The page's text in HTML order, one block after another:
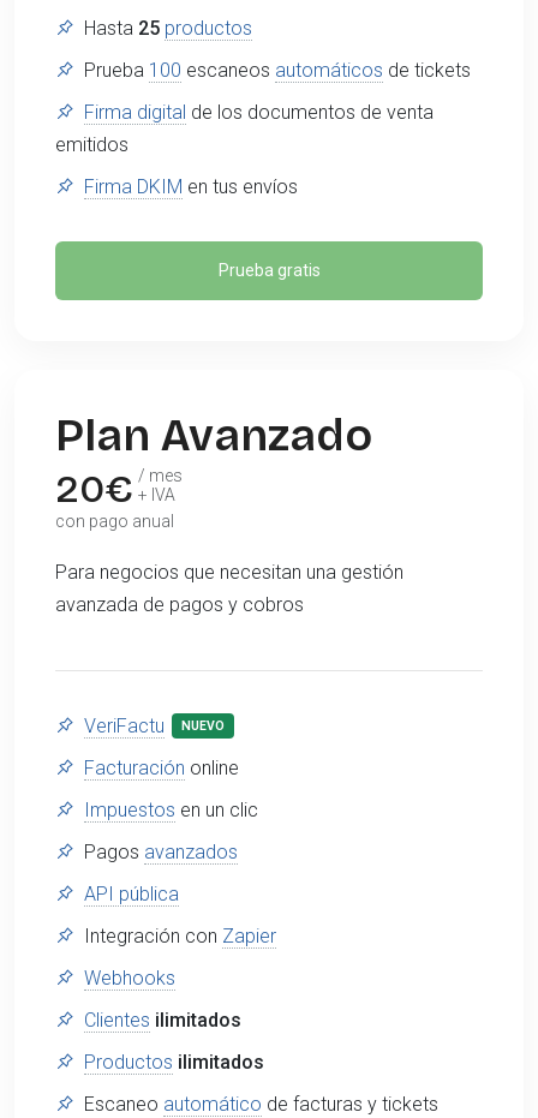
Hasta 25 productos
Prueba 100 escaneos automáticos de tickets
Firma digital de los documentos de venta
emitidos
Firma DKIM en tus envíos
Prueba gratis
Plan Avanzado
20€ / mes
+ IVA
con pago anual
Para negocios que necesitan una gestión
avanzada de pagos y cobros
VeriFactu NUEVO
Facturación online
Impuestos en un clic
Pagos avanzados
API pública
Integración con Zapier
Webhooks
Clientes ilimitados
Productos ilimitados
Escaneo automático de facturas y tickets